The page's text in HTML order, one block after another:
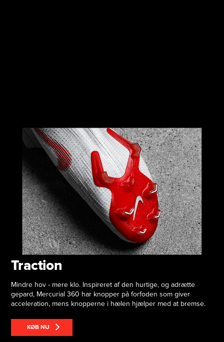
Traction
Mindre hov - mere klo. Inspireret af den hurtige, og adrætte
gepard, Mercurial 360 har knopper på forfoden som giver
acceleration, mens knopperne i hælen hjælper med at bremse.
KØB NU